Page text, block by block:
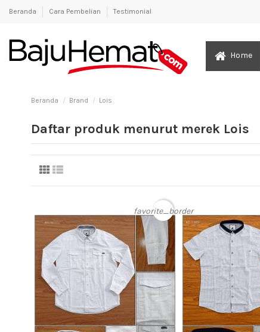
Beranda Cara Pembelian Testimonial
Home
Beranda Brand Lois
Daftar produk menurut merek Lois
favorite_border